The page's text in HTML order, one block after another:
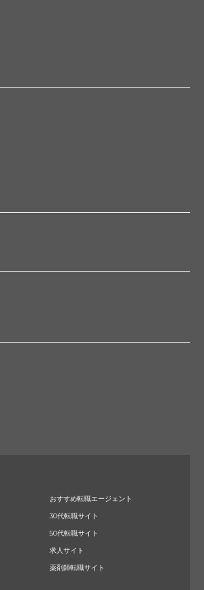
おすすめ転職エージェント
30代転職サイト
50代転職サイト
求人サイト
薬剤師転職サイト